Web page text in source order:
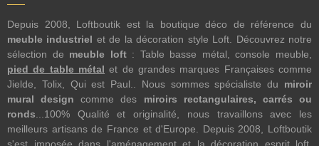
Depuis 2008, Loftboutik est la boutique déco de référence du
meuble industriel et de la décoration style Loft. Découvrez notre
sélection de meuble loft: Table basse métal, console meuble,
pied de table métal et de grandes marques Françaises comme
Jielde, Tolix, Qui est Paul.. Nous sommes spécialiste du miroir
mural design comme des miroirs rectangulaires, carrés ou
ronds ...100% Qualité et originalité, nous travaillons avec les
meilleurs artisans de France et d'Europe. Depuis 2008, Loftboutik
s'est imposée dans l'aménagement et la décoration esprit loft.